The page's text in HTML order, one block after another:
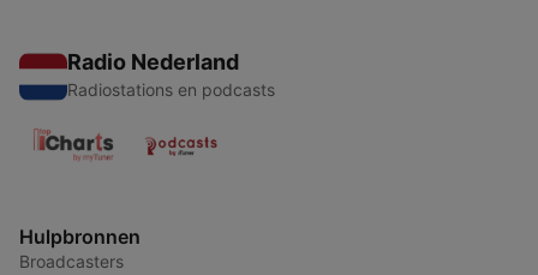
Radio Nederland
Radiostations en podcasts
Hulpbronnen
Broadcasters